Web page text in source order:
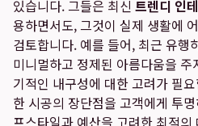
있습니다. 그들은 최신 트렌디 인
용하면서도, 그것이 실제 생활에
검토합니다. 예를 들어, 최근 유행
미니멀하고 정제된 아름다움을
기적인 내구성에 대한 고려가 필
한 시공의 장단점을 고객에게 투
프스타일과 예산을 고려한 최적